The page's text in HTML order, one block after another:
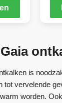
is
tot vervelende
worden.